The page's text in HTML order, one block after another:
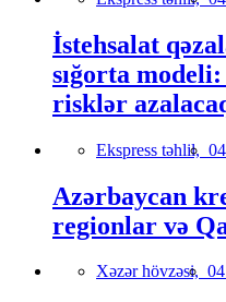
İstehsalat
sığorta
risklər
Ekspress təhlil,
Azərbaycan
regionlar və
Xəzər hövzəsi,